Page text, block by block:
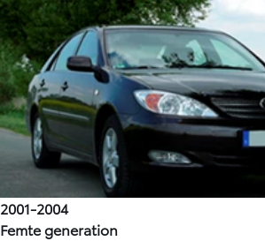
2001-2004
Femte generation